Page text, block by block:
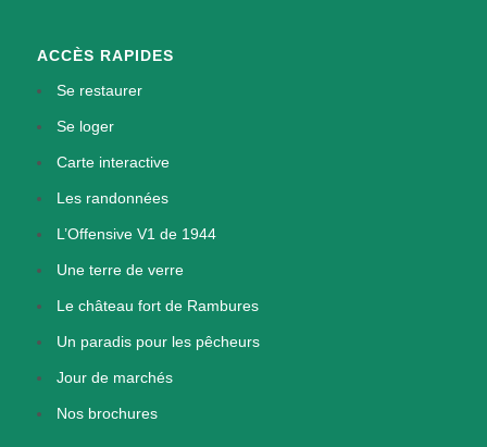
ACCÈS RAPIDES
Se restaurer
Se loger
Carte interactive
Les randonnées
L’Offensive V1 de 1944
Une terre de verre
Le château fort de Rambures
Un paradis pour les pêcheurs
Jour de marchés
Nos brochures